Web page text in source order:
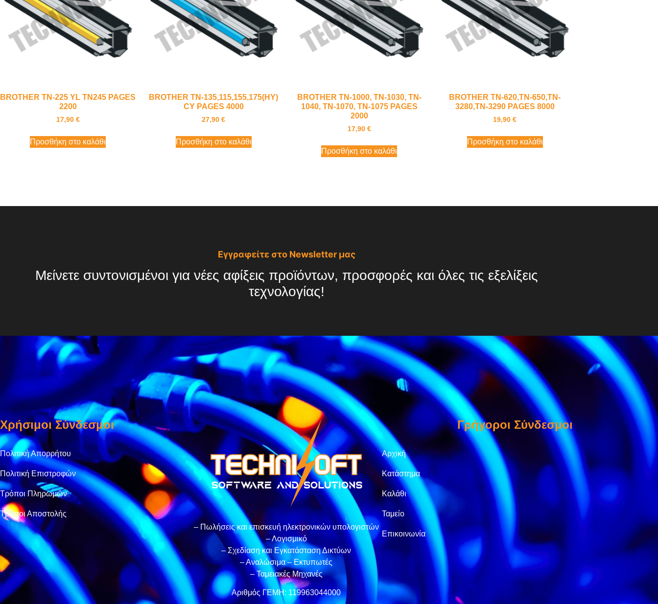
BROTHER TN-225 YL TN245 PAGES
2200
17,90 €
Προσθήκη στο καλάθι
BROTHER TN-135,115,155,175(HY)
CY PAGES 4000
27,90€
Προσθήκη στο καλάθι
BROTHER TN-1000, TN-1030, TN-
1040, TN-1070, TN-1075 PAGES
2000
17,90 €
Προσθήκη στο καλάθι
BROTHER TN-620,TN-650,TN-
3280,TN-3290 PAGES 8000
19,90€
Προσθήκη στο καλάθι
Εγγραφείτε στο Newsletter μας
Μείνετε συντονισμένοι για νέες αφίξεις προϊόντων, προσφορές και όλες τις εξελίξεις
τεχνολογίας!
Χρήσιμοι Σύνδεσμοι
Πολιτική Απορρήτου
Πολιτική Επιστροφών
Τρόποι Πληρωμών
Τρόποι Αποστολής
– Πωλήσεις και επισκευή ηλεκτρονικών υπολογιστών
– Λογισμικό
– Σχεδίαση και Εγκατάσταση Δικτύων
– Αναλώσιμα – Εκτυπωτές
– Ταμειακές Μηχανές
Αριθμός ΓΕΜΗ: 119963044000
Γρήγοροι Σύνδεσμοι
Αρχική
Κατάστημα
Καλάθι
Ταμείο
Επικοινωνία